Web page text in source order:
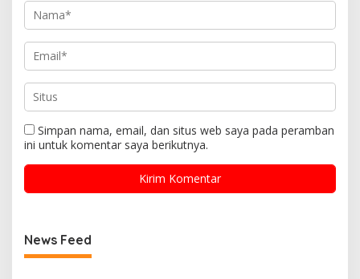
Simpan nama, email, dan situs web saya pada peramban
ini untuk komentar saya berikutnya.
News Feed